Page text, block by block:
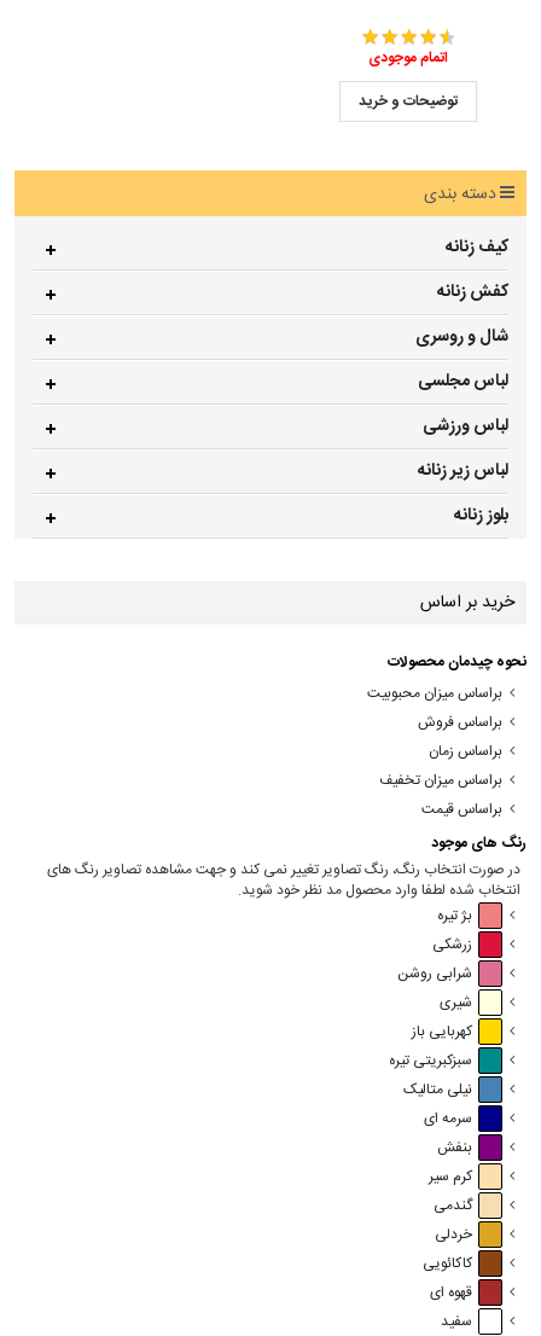
اتمام موجودی
توضیحات و خرید
دسته بندی
کیف زنانه
کفش زنانه
شال و روسری
لباس مجلسی
لباس ورزشی
لباس زیر زنانه
بلوز زنانه
خرید بر اساس
نحوه چیدمان محصولات
براساس میزان محبوبیت
براساس فروش
براساس زمان
براساس میزان تخفیف
براساس قیمت
رنگ های موجود
در صورت انتخاب رنگ، رنگ تصاویر تغییر نمی کند و جهت مشاهده تصاویر رنگ های
انتخاب شده لطفا وارد محصول مد نظر خود شوید.
بژ تیره
زرشکی
شرابی روشن
شیری
کهربایی باز
سبزکبریتی تیره
نیلی متالیک
سرمه ای
بنفش
کرم سیر
گندمی
خردلی
کاکائویی
قهوه ای
سفید